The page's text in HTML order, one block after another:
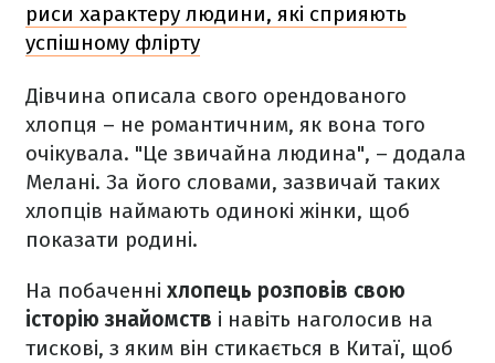
риси характеру людини, які сприяють
успішному флірту
Дівчина описала свого орендованого
хлопця – не романтичним, як вона того
очікувала. "Це звичайна людина", – додала
Мелані. За його словами, зазвичай таких
хлопців наймають одинокі жінки, щоб
показати родині.
На побаченні хлопець розповів свою
історію знайомств і навіть наголосив на
тискові, з яким він стикається в Китаї, щоб